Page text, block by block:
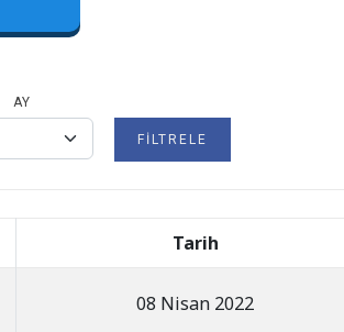
AY
FILTRELE
Tarih
08 Nisan 2022